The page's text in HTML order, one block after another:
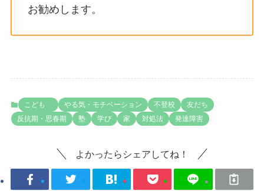
お勧めします。
こども やる気・モチベーション 不登校
友だち
反抗期・思春期
塾 学び 家 対処法 発達障害
よかったらシェアしてね！